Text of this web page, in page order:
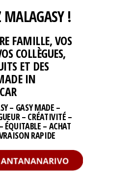
MALAGASY !
FAMILLE, VOS
COLLÈGUES,
ET DES
IN
– GASY MADE –
– CRÉATIVITÉ –
ÉQUITABLE – ACHAT
RAPIDE